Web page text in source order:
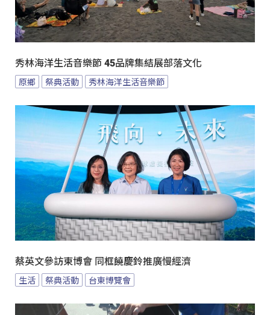
秀林海洋生活音樂節 45品牌集結展部落文化
原鄉 祭典活動 秀林海洋生活音樂節
蔡英文參訪東博會 同框饒慶鈴推廣慢經濟
生活 祭典活動 台東博覽會